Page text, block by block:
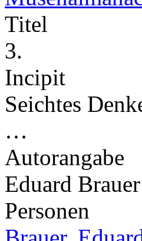
Titel
3.
Incipit
Seichtes
…
Autorangabe
Eduard Brauer
Personen